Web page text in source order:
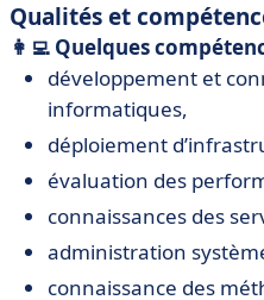
Qualités et
👩‍💻 Quelques
développement et
informatiques,
déploiement
évaluation des
connaissances des
administration
connaissance des